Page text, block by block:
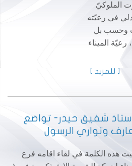
الملوكيّ
في رعيّته
وحسب بل
رعيّة الميناء
[ للمزيد ]
شفيق حيدر- تواضع
وتواري الرسول
هذه الكلمة في لقاء اقامه فرع